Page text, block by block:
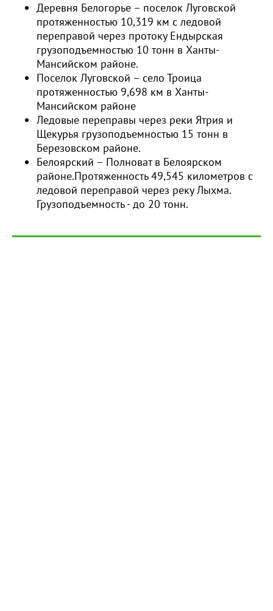
Деревня Белогорье – поселок Луговской
протяженностью 10,319 км с ледовой
переправой через протоку Ендырская
грузоподъемностью 10 тонн в Ханты-
Мансийском районе.
Поселок Луговской – село Троица
протяженностью 9,698 км в Ханты-
Мансийском районе
Ледовые переправы через реки Ятрия и
Щекурья грузоподъемностью 15 тонн в
Березовском районе.
Белоярский – Полноват в Белоярском
районе.Протяженность 49,545 километров с
ледовой переправой через реку Лыхма.
Грузоподъемность - до 20 тонн.